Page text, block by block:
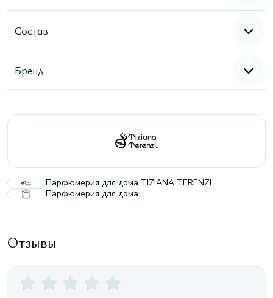
Состав
Бренд
Парфюмерия для дома TIZIANA TERENZI
Парфюмерия для дома
Отзывы